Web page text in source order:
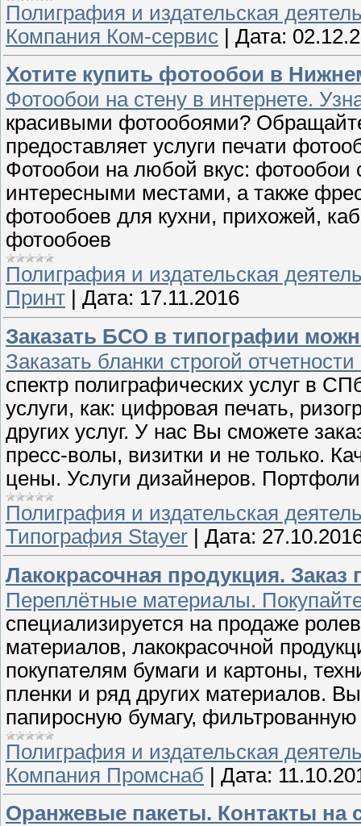
Полиграфия и издательская
Компания Ком-сервис | Дата:
Хотите купить фотообои в
Фотообои на стену в интернете.
красивыми фотообоями?
предоставляет услуги печати
Фотообои на любой вкус: фотообои
интересными местами, а также
фотообоев для кухни, прихожей,
фотообоев
Полиграфия и издательская
Принт
Дата: 17.11.2016
Заказать БСО в типографии
Заказать бланки строгой
спектр полиграфических услуг в
услуги, как: цифровая печать,
других услуг. У нас Вы сможете
пресс-волы, визитки и не только.
цены. Услуги дизайнеров.
Полиграфия и издательская
Типография Stayer
Дата:
Лакокрасочная продукция. Заказ
Переплётные материалы.
специализируется на продаже
материалов, лакокрасочной
покупателям бумаги и картоны,
пленки и ряд других материалов.
папиросную бумагу,
Полиграфия и издательская
Компания Промснаб | Дата:
Оранжевые пакеты. Контакты на